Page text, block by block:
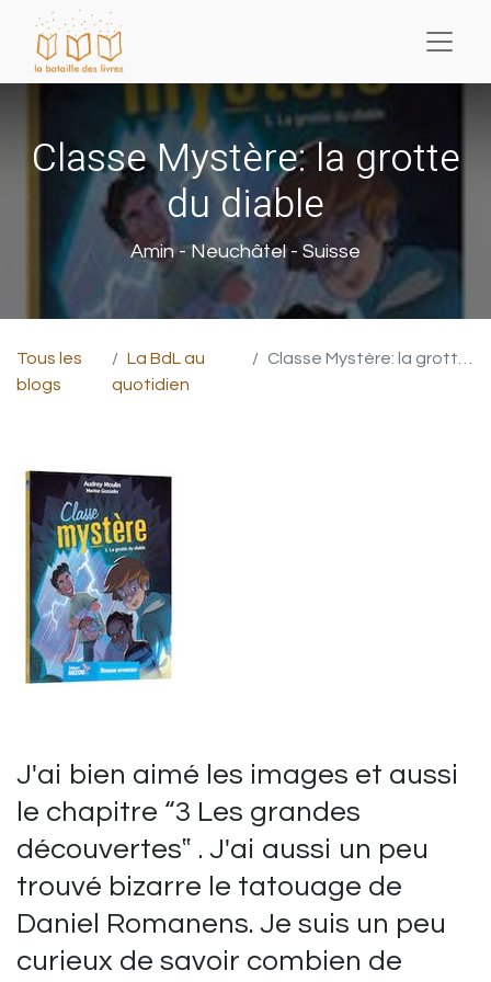
Classe Mystère: la grotte
du diable
Amin - Neuchâtel - Suisse
Tous les
blogs
La BdL au
quotidien
Classe Mystère: la grotte du diable
J'ai bien aimé les images et aussi
le chapitre “3 Les grandes
découvertes‟ . J'ai aussi un peu
trouvé bizarre le tatouage de
Daniel Romanens. Je suis un peu
curieux de savoir combien de